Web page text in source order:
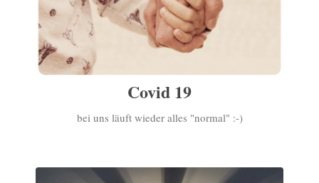
Covid 19
bei uns läuft wieder alles "normal" :-)